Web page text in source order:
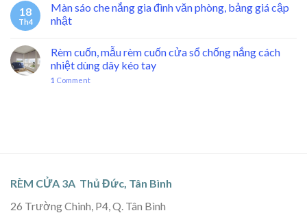
18
Th4
Màn sáo che nắng gia đình văn phòng, bảng giá cập
nhật
Rèm cuốn, mẫu rèm cuốn cửa sổ chống nắng cách
nhiệt dùng dây kéo tay
1 Comment
RÈM CỬA 3A Thủ Đức, Tân Bình
26 Trường Chinh, P4, Q. Tân Bình